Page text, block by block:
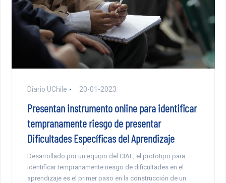
Diario UChile 20-01-2023
Presentan instrumento online para identificar
tempranamente riesgo de presentar
Dificultades Específicas del Aprendizaje
Desarrollado por un equipo del CIAE, el prototipo para
identificar tempranamente riesgo de dificultades en el
aprendizaje es el primer paso en la construcción de un